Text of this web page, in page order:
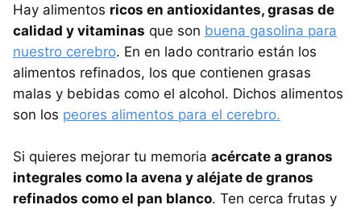
Hay alimentos ricos en antioxidantes, grasas de
calidad y vitaminas que son buena gasolina para
nuestro cerebro. En en lado contrario están los
alimentos refinados, los que contienen grasas
malas y bebidas como el alcohol. Dichos alimentos
son los peores alimentos para el cerebro.
Si quieres mejorar tu memoria acércate a granos
integrales como la avena y aléjate de granos
refinados como el pan blanco. Ten cerca frutas y